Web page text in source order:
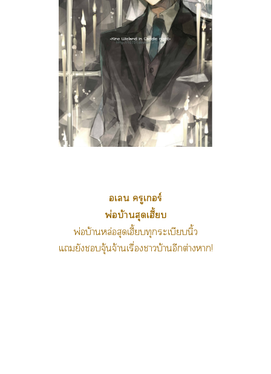
อเ ครูเอร์
พ่อบ้านสุดเฮี้ยบ
พ่อบ้านหล่อสุดเฮี้ยบทุกระเบียบนิ้ว
แยังจุ้นจ้านเรื่องาบ้านอีกต่างา!